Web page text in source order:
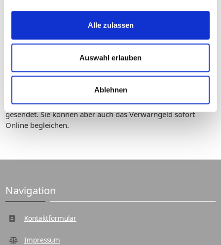
Alle zulassen
Auswahl erlauben
Ablehnen
Schnell
Ihr ausgefüllter Anhörbogen wird direkt an Ihren
zuständigen Sachbearbeiter in der betroffenen Behörde
gesendet. Sie können aber auch das Verwarngeld sofort
Online begleichen.
Navigation
Kontaktformular
Impressum